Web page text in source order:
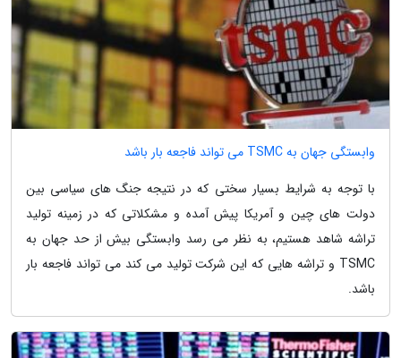
وابستگی جهان به TSMC می تواند فاجعه بار باشد
با توجه به شرایط بسیار سختی که در نتیجه جنگ های سیاسی بین
دولت های چین و آمریکا پیش آمده و مشکلاتی که در زمینه تولید
تراشه شاهد هستیم، به نظر می رسد وابستگی بیش از حد جهان به
TSMC و تراشه هایی که این شرکت تولید می کند می تواند فاجعه بار
باشد.